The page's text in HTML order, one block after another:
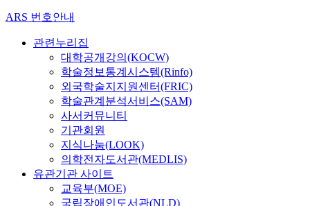
ARS 번호안내
관련누리집
대학공개강의(KOCW)
학술정보통계시스템(Rinfo)
외국학술지지원센터(FRIC)
학술관계분석서비스(SAM)
사서커뮤니티
기관회원
지식나눔(LOOK)
의학전자도서관(MEDLIS)
유관기관 사이트
교육부(MOE)
국립장애인도서관(NLD)